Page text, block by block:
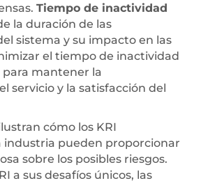
Tiempo de inactividad
la duración de las
sistema y su impacto en las
el tiempo de inactividad
mantener la
servicio y la satisfacción del
cómo los KRI
industria pueden proporcionar
sobre los posibles riesgos.
a sus desafíos únicos, las